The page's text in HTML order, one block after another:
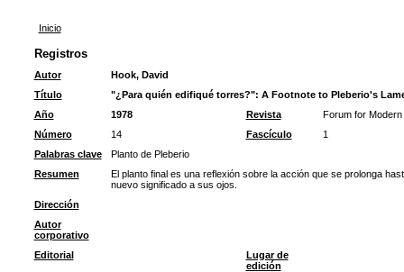
Inicio
Registros
Autor
Hook, David
Título
"¿Para quién edifiqué torres?": A Footnote to Pleberio's
Año
1978 Revista
Forum for
Número
14 Fascículo
1
Palabras clave
Planto de Pleberio
Resumen
El planto final es una reflexión sobre la acción que se prolonga
nuevo significado a sus ojos.
Dirección
Autor
corporativo
Editorial
Lugar de
edición